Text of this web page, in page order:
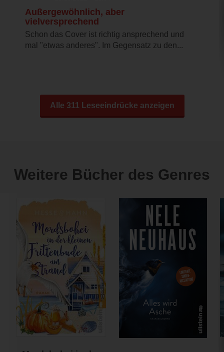
Außergewöhnlich, aber
vielversprechend
Schon das Cover ist richtig ansprechend und
mal "etwas anderes". Im Gegensatz zu den...
Alle 311 Leseeindrücke anzeigen
Weitere Bücher des Genres